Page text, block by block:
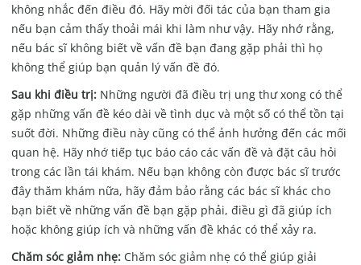
không nhắc đến điều đó. Hãy mời đối tác của bạn tham gia
nếu bạn cảm thấy thoải mái khi làm như vậy. Hãy nhớ rằng,
nếu bác sĩ không biết về vấn đề bạn đang gặp phải thì họ
không thể giúp bạn quản lý vấn đề đó.
Sau khi điều trị:Những người đã điều trị ung thư xong có thể
gặp những vấn đề kéo dài về tình dục và một số có thể tồn tại
suốt đời. Những điều này cũng có thể ảnh hưởng đến các mối
quan hệ. Hãy nhớ tiếp tục báo cáo các vấn đề và đặt câu hỏi
trong các lần tái khám. Nếu bạn không còn được bác sĩ trước
đây thăm khám nữa, hãy đảm bảo rằng các bác sĩ khác cho
bạn biết về những vấn đề bạn gặp phải, điều gì đã giúp ích
hoặc không giúp ích và những vấn đề khác có thể xảy ra.
Chăm sóc giảm nhẹ:Chăm sóc giảm nhẹ có thể giúp giải